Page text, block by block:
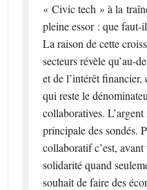
« Civic tech » à la
pleine essor : que faut-
La raison de cette
secteurs révèle qu’au-
et de l’intérêt financier,
qui reste le
collaboratives.
principale des sondés.
collaboratif c’est,
solidarité quand
souhait de faire des